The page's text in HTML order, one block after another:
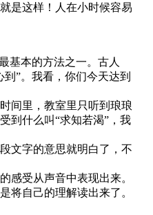
是这样！人在小时候容易
本的方法之一。古人
”。我看，你们今天达到
里，教室里只听到琅琅
到什么叫“求知若渴”，我
字的意思就明白了，不
从声音中表现出来。
己的理解读出来了。